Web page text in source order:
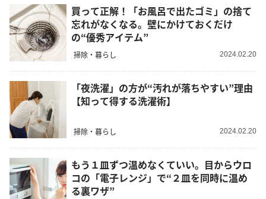
買って正解！「お風呂で出たゴミ」の捨て
忘れがなくなる。壁にかけておくだけ
の“優秀アイテム”
掃除・暮らし 2024.02.20
「夜洗濯」の方が“汚れが落ちやすい”理由
【知って得する洗濯術】
掃除・暮らし 2024.02.20
もう１皿ずつ温めなくていい。目からウロ
コの「電子レンジ」で“２皿を同時に温め
る裏ワザ”